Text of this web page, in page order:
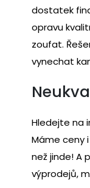
dostatek
opravu
zoufat.
vynechat
Hledejte na
Máme ceny
než jinde! A
výprodejů,